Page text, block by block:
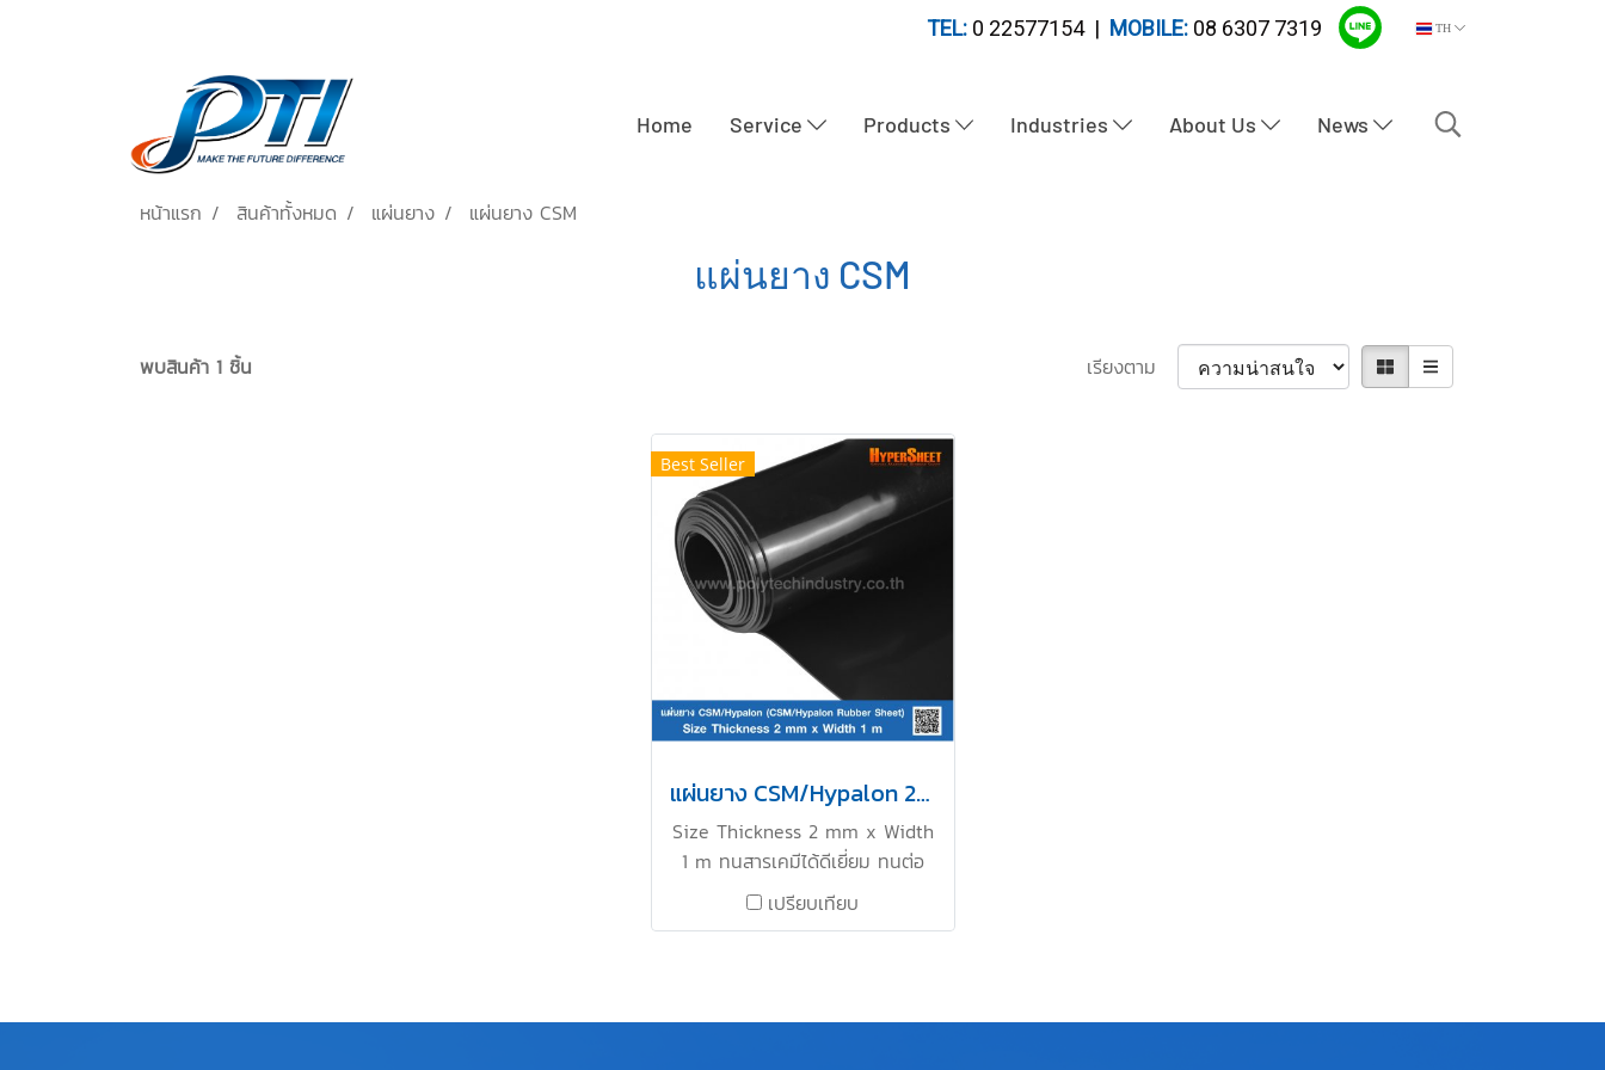
TEL:0 22577154 | MOBILE: 08 6307 7319 TH
Home Service Products Industries About Us News
หน้าแรก สินค้าทั้งหมด แผ่นยาง แผ่นยาง CSM
แผ่นยาง CSM
พบสินค้า 1 ชิ้น เรียงตาม
Best Seller
แผ่นยาง CSM/Hypalon 2mm
Size Thickness 2 mm x Width
1 m ทนสารเคมีได้ดีเยี่ยม ทนต่อ
การเสื่อมสภาพได้เป็นอย่างดี ทน
เปรียบเทียบ